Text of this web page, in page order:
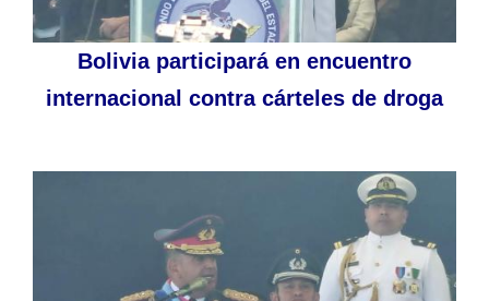
Bolivia participará en encuentro
internacional contra cárteles de droga